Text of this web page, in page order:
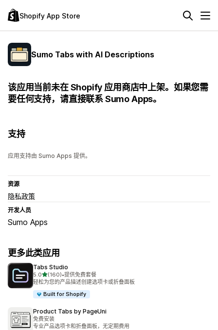
Shopify App Store
Sumo Tabs with AI Descriptions
该应用当前未在 Shopify 应用商店中上架。如果您需
要任何支持，请直接联系 Sumo Apps。
支持
应用支持由 Sumo Apps 提供。
资源
隐私政策
开发人员
Sumo Apps
更多此类应用
Tabs Studio
5.0星（满分 5 星）
(160)
总共 160 条评论
•提供免费套餐
轻松为您的产品描述创建选项卡或折叠面板
Built for Shopify
Product Tabs by PageUni
免费安装
专业产品选项卡和折叠面板，无定期费用